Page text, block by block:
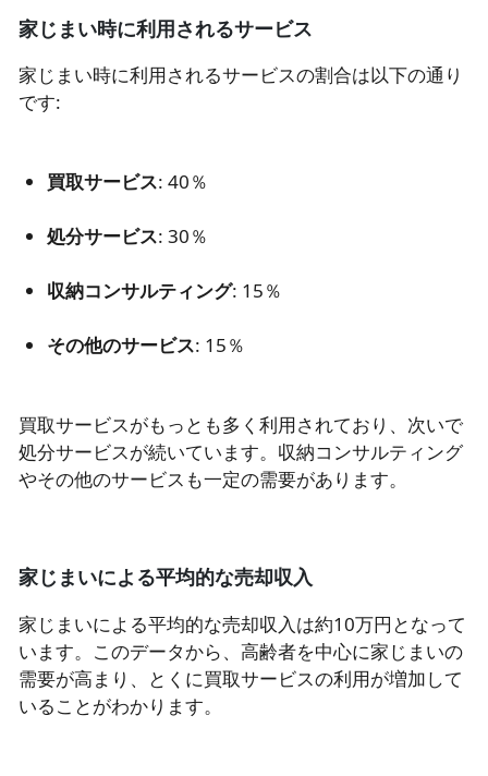
家じまい時に利用されるサービス
家じまい時に利用されるサービスの割合は以下の通り
です:
買取サービス: 40％
処分サービス: 30％
収納コンサルティング: 15％
その他のサービス: 15％
買取サービスがもっとも多く利用されており、次いで
処分サービスが続いています。収納コンサルティング
やその他のサービスも一定の需要があります。
家じまいによる平均的な売却収入
家じまいによる平均的な売却収入は約10万円となって
います。このデータから、高齢者を中心に家じまいの
需要が高まり、とくに買取サービスの利用が増加して
いることがわかります。